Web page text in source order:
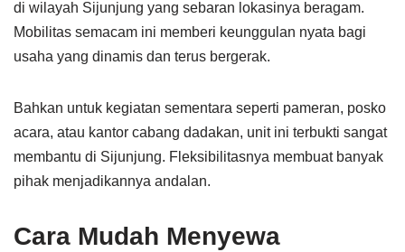
di wilayah Sijunjung yang sebaran lokasinya beragam.
Mobilitas semacam ini memberi keunggulan nyata bagi
usaha yang dinamis dan terus bergerak.
Bahkan untuk kegiatan sementara seperti pameran, posko
acara, atau kantor cabang dadakan, unit ini terbukti sangat
membantu di Sijunjung. Fleksibilitasnya membuat banyak
pihak menjadikannya andalan.
Cara Mudah Menyewa